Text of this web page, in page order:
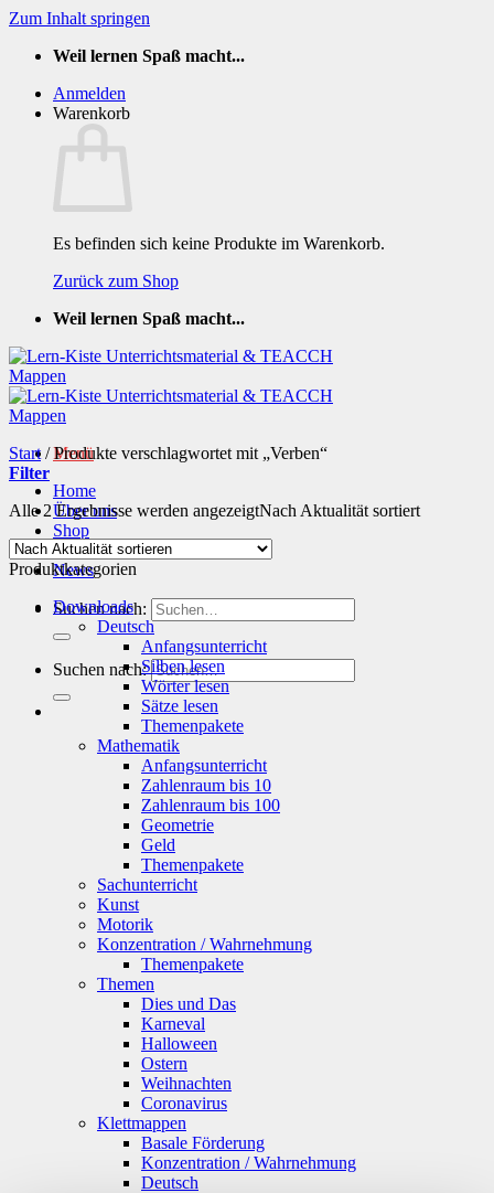
Zum Inhalt springen
Weil lernen Spaß macht...
Anmelden
Warenkorb
Es befinden sich keine Produkte im Warenkorb.
Zurück zum Shop
Weil lernen Spaß macht...
Menü
Home
Über uns
Shop
Info
News
Suchen nach:
Suchen nach:
Start /Produkte verschlagwortet mit „Verben“
Filter
Alle 2 Ergebnisse werden angezeigtNach Aktualität sortiert
Produktkategorien
Downloads
Deutsch
Anfangsunterricht
Silben lesen
Wörter lesen
Sätze lesen
Themenpakete
Mathematik
Anfangsunterricht
Zahlenraum bis 10
Zahlenraum bis 100
Geometrie
Geld
Themenpakete
Sachunterricht
Kunst
Motorik
Konzentration / Wahrnehmung
Themenpakete
Themen
Dies und Das
Karneval
Halloween
Ostern
Weihnachten
Coronavirus
Klettmappen
Basale Förderung
Konzentration / Wahrnehmung
Deutsch